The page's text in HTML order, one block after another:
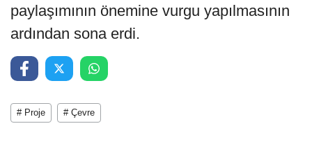
paylaşımının önemine vurgu yapılmasının
ardından sona erdi.
# Proje # Çevre